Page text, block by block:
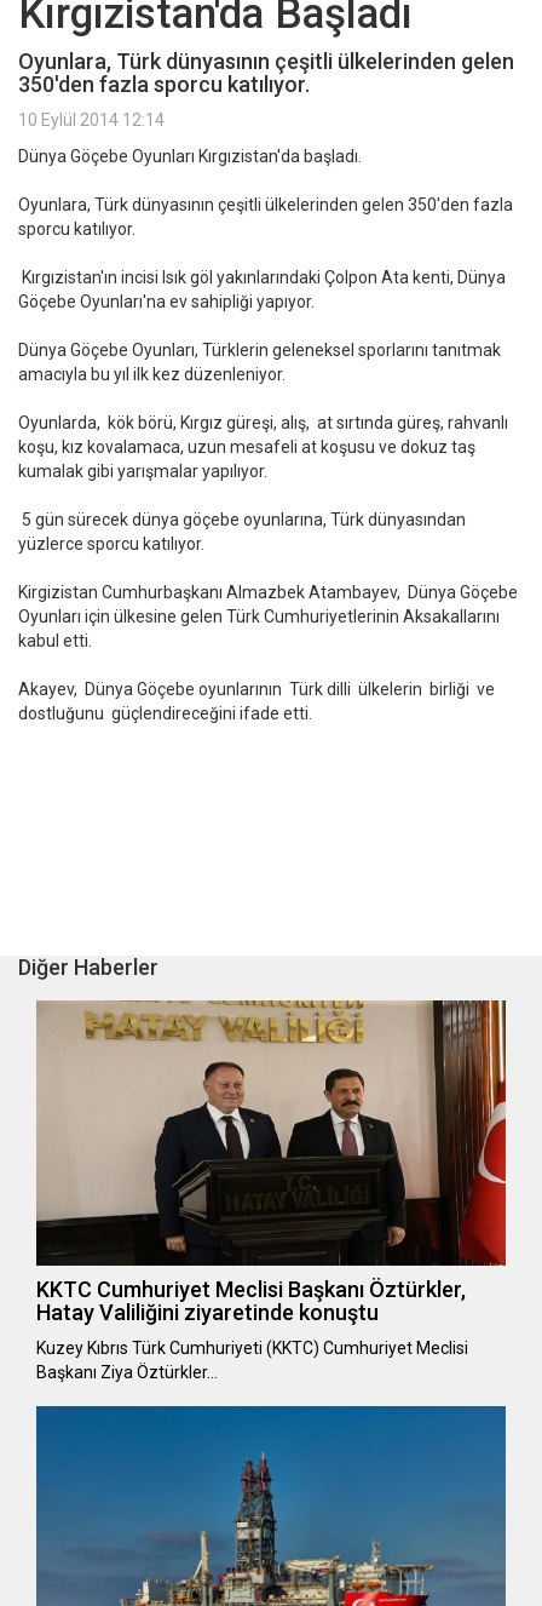
Kırgızistan'da Başladı
Oyunlara, Türk dünyasının çeşitli ülkelerinden gelen
350'den fazla sporcu katılıyor.
10 Eylül 2014 12:14
Dünya Göçebe Oyunları Kırgızistan'da başladı.
Oyunlara, Türk dünyasının çeşitli ülkelerinden gelen 350'den fazla
sporcu katılıyor.
Kırgızistan'ın incisi Isık göl yakınlarındaki Çolpon Ata kenti, Dünya
Göçebe Oyunları'na ev sahipliği yapıyor.
Dünya Göçebe Oyunları, Türklerin geleneksel sporlarını tanıtmak
amacıyla bu yıl ilk kez düzenleniyor.
Oyunlarda, kök börü, Kırgız güreşi, alış, at sırtında güreş, rahvanlı
koşu, kız kovalamaca, uzun mesafeli at koşusu ve dokuz taş
kumalak gibi yarışmalar yapılıyor.
5 gün sürecek dünya göçebe oyunlarına, Türk dünyasından
yüzlerce sporcu katılıyor.
Kirgizistan Cumhurbaşkanı Almazbek Atambayev, Dünya Göçebe
Oyunları için ülkesine gelen Türk Cumhuriyetlerinin Aksakallarını
kabul etti.
Akayev, Dünya Göçebe oyunlarının Türk dilli ülkelerin birliği ve
dostluğunu güçlendireceğini ifade etti.
Diğer Haberler
KKTC Cumhuriyet Meclisi Başkanı Öztürkler,
Hatay Valiliğini ziyaretinde konuştu
Kuzey Kıbrıs Türk Cumhuriyeti (KKTC) Cumhuriyet Meclisi
Başkanı Ziya Öztürkler…